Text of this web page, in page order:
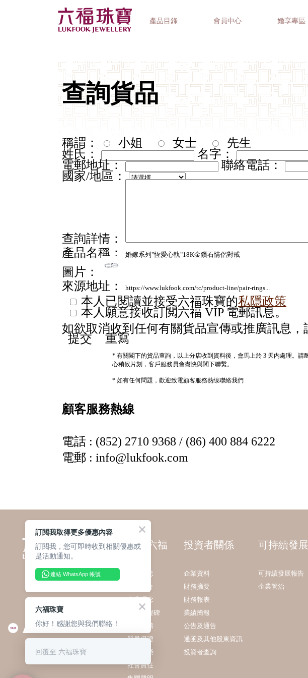
產品目錄 會員中心 婚享專區
鐘錶品牌 精選禮品
關於六福
最新消息
集團簡介
企業理念
發展里程碑
業務範疇
質量保證
獎項殊榮
社會責任
投資者關係
企業資料
財務摘要
財務報表
業績簡報
公告及通告
通函及其他股東資訊
投資者查詢
可持續發展
可持續發展報告
企業管治
訂閱我取得更多優惠內容
訂閱我，您可即時收到相關優惠或
是活動通知。
連結 WhatsApp 帳號
六福珠寶
你好！感謝您與我們聯絡！
回覆至 六福珠寶